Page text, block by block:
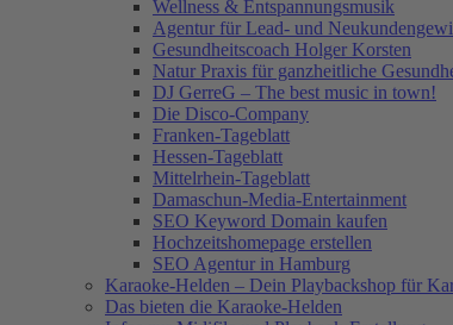
Wellness & Entspannungsmusik
Agentur für Lead- und
Gesundheitscoach Holger Korsten
Natur Praxis für ganzheitliche
DJ GerreG – The best music in town!
Die Disco-Company
Franken-Tageblatt
Hessen-Tageblatt
Mittelrhein-Tageblatt
Damaschun-Media-Entertainment
SEO Keyword Domain kaufen
Hochzeitshomepage erstellen
SEO Agentur in Hamburg
Karaoke-Helden – Dein Playbackshop für
Das bieten die Karaoke-Helden